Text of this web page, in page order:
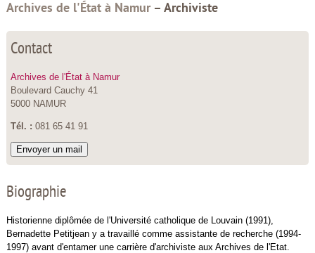
Archives de l'État à Namur– Archiviste
Contact
Archives de l'État à Namur
Boulevard Cauchy 41
5000 NAMUR
Tél. : 081 65 41 91
Envoyer un mail
Biographie
Historienne diplômée de l'Université catholique de Louvain (1991),
Bernadette Petitjean y a travaillé comme assistante de recherche (1994-
1997) avant d'entamer une carrière d'archiviste aux Archives de l'Etat.